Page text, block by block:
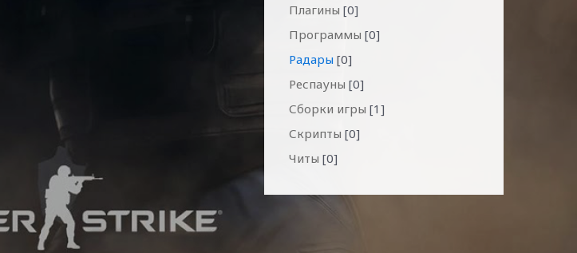
Плагины [0]
Программы [0]
Радары [0]
Респауны [0]
Сборки игры [1]
Скрипты [0]
Читы [0]